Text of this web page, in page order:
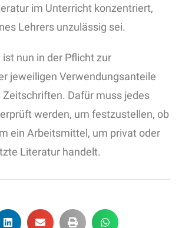
im Unterricht konzentriert,
Lehrers unzulässig sei.
nun in der Pflicht zur
jeweiligen Verwendungsanteile
Zeitschriften. Dafür muss jedes
werden, um festzustellen, ob
ein Arbeitsmittel, um privat oder
Literatur handelt.